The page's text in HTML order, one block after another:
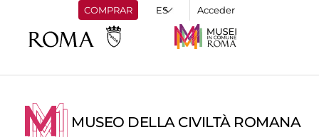
COMPRAR Acceder
MUSEO DELLA CIVILTÀ ROMANA